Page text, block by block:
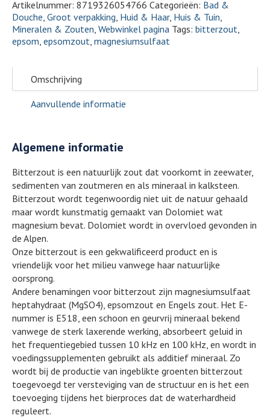
Artikelnummer: 8719326054766 Categorieën: Bad &
Douche, Groot verpakking, Huid & Haar, Huis & Tuin,
Mineralen & Zouten, Webwinkel pagina Tags: bitterzout,
epsom, epsomzout, magnesiumsulfaat
Omschrijving
Aanvullende informatie
Algemene informatie
Bitterzout is een natuurlijk zout dat voorkomt in zeewater,
sedimenten van zoutmeren en als mineraal in kalksteen.
Bitterzout wordt tegenwoordig niet uit de natuur gehaald
maar wordt kunstmatig gemaakt van Dolomiet wat
magnesium bevat. Dolomiet wordt in overvloed gevonden in
de Alpen.
Onze bitterzout is een gekwalificeerd product en is
vriendelijk voor het milieu vanwege haar natuurlijke
oorsprong.
Andere benamingen voor bitterzout zijn magnesiumsulfaat
heptahydraat (MgSO4), epsomzout en Engels zout. Het E-
nummer is E518, een schoon en geurvrij mineraal bekend
vanwege de sterk laxerende werking, absorbeert geluid in
het frequentiegebied tussen 10 kHz en 100 kHz, en wordt in
voedingssupplementen gebruikt als additief mineraal. Zo
wordt bij de productie van ingeblikte groenten bitterzout
toegevoegd ter versteviging van de structuur en is het een
toevoeging tijdens het bierproces dat de waterhardheid
reguleert.